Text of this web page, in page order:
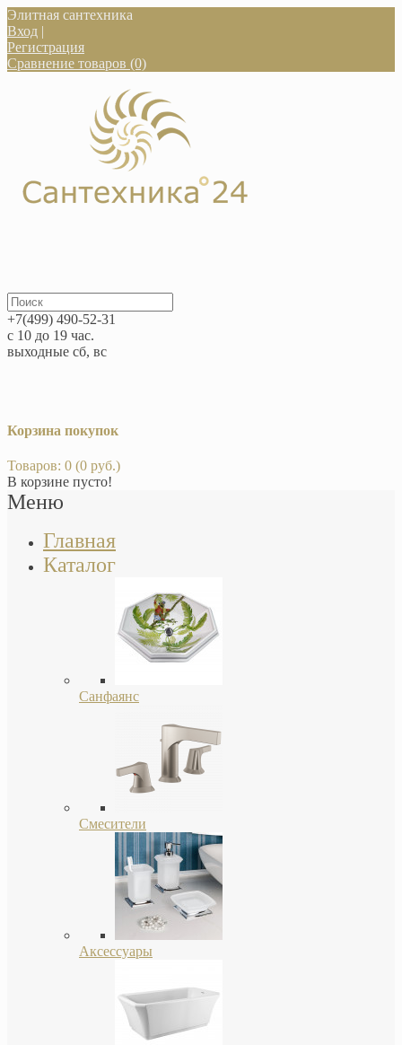
Элитная сантехника
Вход |
Регистрация
Сравнение товаров (0)
+7(499) 490-52-31
с 10 до 19 час.
выходные сб, вс
Корзина покупок
Товаров: 0 (0 руб.)
В корзине пусто!
Меню
Главная
Каталог
Санфаянс
Смесители
Аксессуары